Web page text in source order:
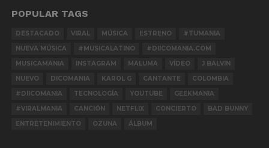
POPULAR TAGS
DESTACADO VIRAL MÚSICA ESTRENO
#TUMANIA
NUEVA MÚSICA
#MUSICALATINO
#DIICOMANIA.COM
MUSICAMANIA
INSTAGRAM MALUMA VÍDEO
J BALVIN
NUEVO
DICOMANIA KAROL G CANTANTE
COLOMBIA
#DIICOMANIA
TECNOLOGÍA YOUTUBE
GEEKMANIA
#VIRALMANIA
CANCIÓN NETFLIX CONCIERTO
BAD BUNNY
ENTRETENIMIENTO
OZUNA ÁLBUM